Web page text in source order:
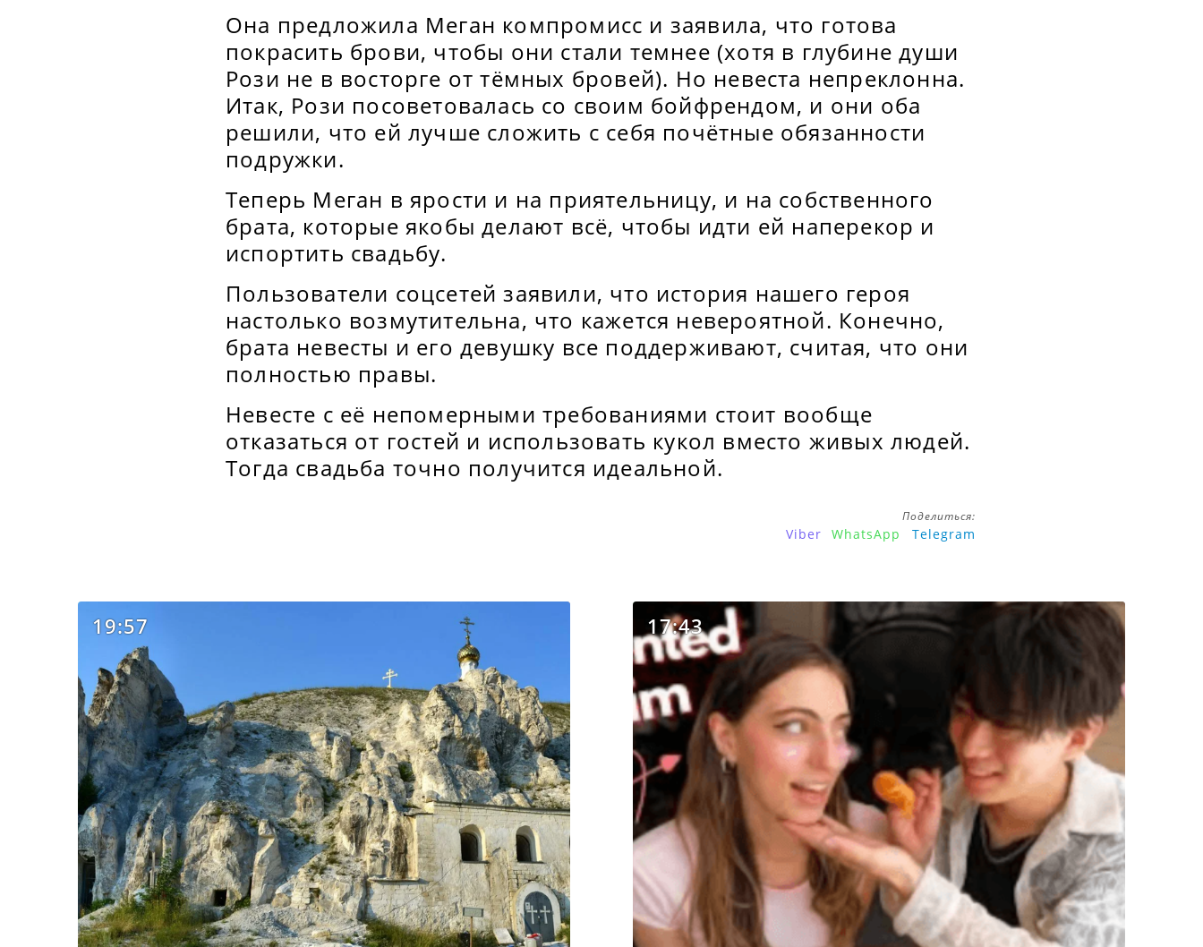
Она предложила Меган компромисс и заявила, что готова
покрасить брови, чтобы они стали темнее (хотя в глубине души
Рози не в восторге от тёмных бровей). Но невеста непреклонна.
Итак, Рози посоветовалась со своим бойфрендом, и они оба
решили, что ей лучше сложить с себя почётные обязанности
подружки.
Теперь Меган в ярости и на приятельницу, и на собственного
брата, которые якобы делают всё, чтобы идти ей наперекор и
испортить свадьбу.
Пользователи соцсетей заявили, что история нашего героя
настолько возмутительна, что кажется невероятной. Конечно,
брата невесты и его девушку все поддерживают, считая, что они
полностью правы.
Невесте с её непомерными требованиями стоит вообще
отказаться от гостей и использовать кукол вместо живых людей.
Тогда свадьба точно получится идеальной.
Поделиться:
Viber WhatsApp Telegram
19:57 17:43